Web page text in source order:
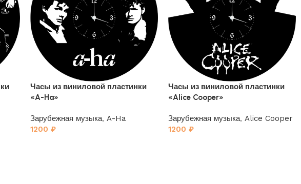
Часы из виниловой пластинки
«A-Ha»
Зарубежная музыка, A-Ha
1200₽
Часы из виниловой пластинки
«Alice Cooper»
Зарубежная музыка, Alice Cooper
1200₽